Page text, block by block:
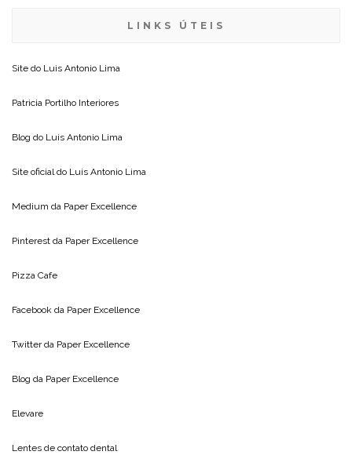
LINKS ÚTEIS
Site do Luis Antonio Lima
Patricia Portilho Interiores
Blog do Luis Antonio Lima
Site oficial do Luis Antonio Lima
Medium da Paper Excellence
Pinterest da Paper Excellence
Pizza Cafe
Facebook da Paper Excellence
Twitter da Paper Excellence
Blog da Paper Excellence
Elevare
Lentes de contato dental